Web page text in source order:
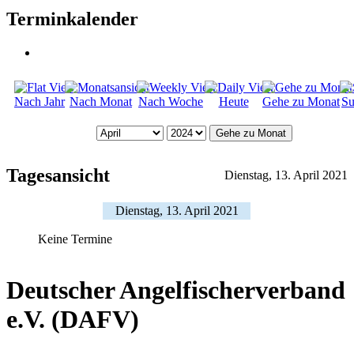
Terminkalender
Nach Jahr Nach Monat Nach Woche Heute Gehe zu Monat
Gehe zu Monat
Tagesansicht Dienstag, 13. April 2021
Dienstag, 13. April 2021
Keine Termine
Deutscher Angelfischerverband
e.V. (DAFV)